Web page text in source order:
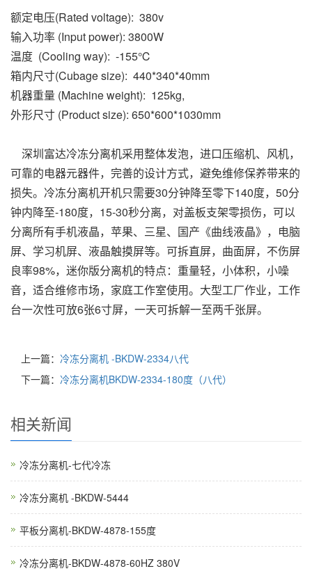
额定电压(Rated voltage): 380v
输入功率 (Input power): 3800W
温度 (Cooling way): -155℃
箱内尺寸(Cubage size): 440*340*40mm
机器重量 (Machine weight): 125kg,
外形尺寸 (Product size): 650*600*1030mm
深圳富达冷冻分离机采用整体发泡，进口压缩机、风机，
可靠的电器元器件，完善的设计方式，避免维修保养带来的
损失。冷冻分离机开机只需要30分钟降至零下140度，50分
钟内降至-180度，15-30秒分离，对盖板支架零损伤，可以
分离所有手机液晶，苹果、三星、国产《曲线液晶》，电脑
屏、学习机屏、液晶触摸屏等。可拆直屏，曲面屏，不伤屏
良率98%，迷你版分离机的特点：重量轻，小体积，小噪
音，适合维修市场，家庭工作室使用。大型工厂作业，工作
台一次性可放6张6寸屏，一天可拆解一至两千张屏。
上一篇： 冷冻分离机 -BKDW-2334八代
下一篇： 冷冻分离机BKDW-2334-180度（八代）
相关新闻
冷冻分离机-七代冷冻
冷冻分离机 -BKDW-5444
平板分离机-BKDW-4878-155度
冷冻分离机-BKDW-4878-60HZ 380V